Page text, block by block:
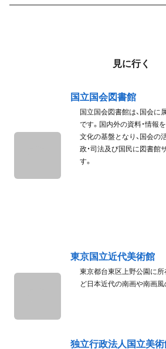
見に行く
国立国会図書館
国立国会図書館は、国会
です。国内外の資料・情報
文化の基盤となり、国会の
政・司法及び国民に図書館
東京国立近代美術館
東京都台東区上野公園に所
ど日本近代の南画や南画風
独立行政法人国立美